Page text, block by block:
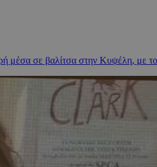
μέσα σε βαλίτσα στην Κυψέλη, με